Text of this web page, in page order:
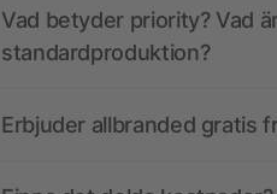
Vad betyder priority? Vad
standardproduktion?
Erbjuder allbranded gratis